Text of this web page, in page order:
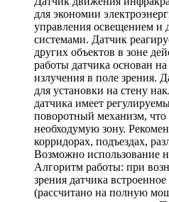
для экономии
управления освещением
системами. Датчик
других объектов в зоне
работы датчика основан
излучения в поле зрения.
для установки на стену
датчика имеет
поворотный механизм, что
необходумую зону.
корридорах, подъездах,
Возможно использование
Алгоритм работы: при
зрения датчика
(рассчитано на полную